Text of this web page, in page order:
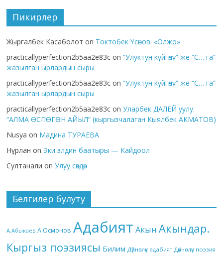
Пикирлер
Жыргалбек Касаболот on Токтобек Үсөнов. «Олжо»
practicallyperfection2b5aa2e83c on“Улуктун күйгөнү” же “С… га”
жазылган ырлардын сыры
practicallyperfection2b5aa2e83c on“Улуктун күйгөнү” же “С… га”
жазылган ырлардын сыры
practicallyperfection2b5aa2e83c onУларбек ДАЛЕЙ уулу.
“АЛМА ӨСПӨГӨН АЙЫЛ” (кыргызчалаган Кыялбек АКМАТОВ)
Nusya on Мадина ТУРАЕВА
Нұрлан on Эки элдин баатыры — Кайдоол
Султанали onУлуу сөздөр
Белгилер булуту
А.Абыкаев А.Осмонов Адабият Акын Акындар.
Кыргыз поэзиясы Билим Дүйнөлүк адабият Дүйнөлүк поэзия